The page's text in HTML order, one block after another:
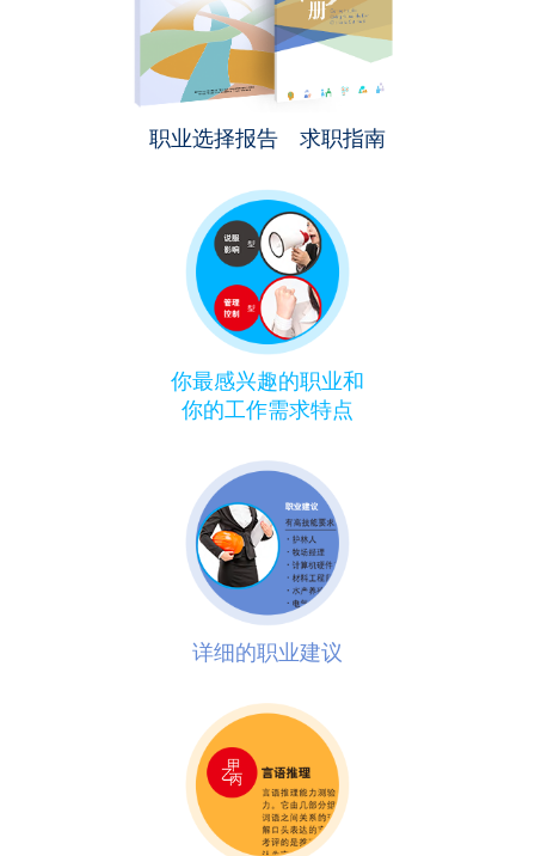
职业选择报告 求职指南
你最感兴趣的职业和
你的工作需求特点
详细的职业建议